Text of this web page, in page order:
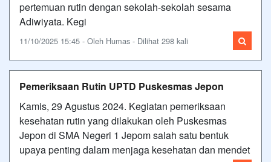
pertemuan rutin dengan sekolah-sekolah sesama
Adiwiyata. Kegi
11/10/2025 15:45 - Oleh Humas - Dilihat 298 kali
Pemeriksaan Rutin UPTD Puskesmas Jepon
Kamis, 29 Agustus 2024. Kegiatan pemeriksaan
kesehatan rutin yang dilakukan oleh Puskesmas
Jepon di SMA Negeri 1 Jepom salah satu bentuk
upaya penting dalam menjaga kesehatan dan mendet